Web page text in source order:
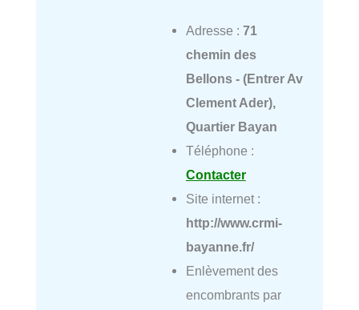
Adresse : 71
chemin des
Bellons - (Entrer Av
Clement Ader),
Quartier Bayan
Téléphone :
Contacter
Site internet :
http://www.crmi-
bayanne.fr/
Enlèvement des
encombrants par